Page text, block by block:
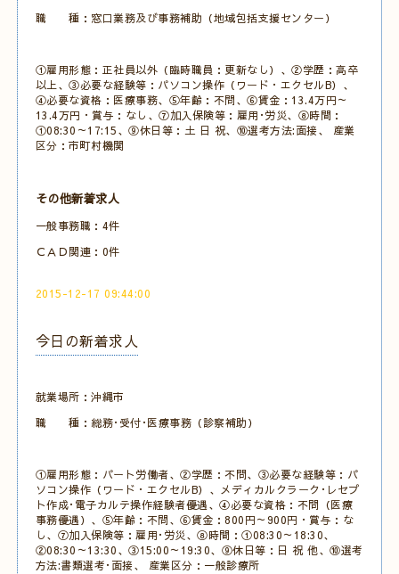
職 種：窓口業務及び事務補助（地域包括支援センター）
①雇用形態：正社員以外（臨時職員：更新なし）、②学歴：高卒
以上、③必要な経験等：パソコン操作（ワード・エクセルB）、
④必要な資格：医療事務、⑤年齢：不問、⑥賃金：13.4万円～
13.4万円・賞与：なし、⑦加入保険等：雇用･労災、⑧時間：
①08:30～17:15、⑨休日等：土 日 祝、⑩選考方法:面接、 産業
区分：市町村機関
その他新着求人
一般事務職：4件
ＣＡＤ関連：0件
2015-12-17 09:44:00
今日の新着求人
就業場所：沖縄市
職 種：総務･受付･医療事務（診察補助）
①雇用形態：パート労働者、②学歴：不問、③必要な経験等：パ
ソコン操作（ワード・エクセルB）、メディカルクラーク･レセプ
ト作成･電子カルテ操作経験者優遇、④必要な資格：不問（医療
事務優遇）、⑤年齢：不問、⑥賃金：800円～900円・賞与：な
し、⑦加入保険等：雇用･労災、⑧時間：①08:30～18:30、
②08:30～13:30、③15:00～19:30、⑨休日等：日 祝 他、⑩選考
方法:書類選考･面接、 産業区分：一般診療所